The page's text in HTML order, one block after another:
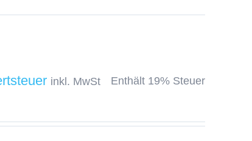
inkl. MwSt
Enthält 19% Steuer